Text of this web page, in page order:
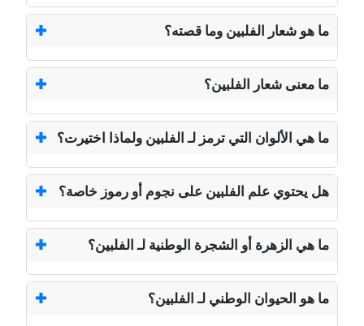
ما هو شعار الفلبين وما قصته؟
ما معنى شعار الفلبين؟
ما هي الألوان التي ترمز لـ الفلبين ولماذا اختيرت؟
هل يحتوي علم الفلبين على نجوم أو رموز خاصة؟
ما هي الزهرة أو الشجرة الوطنية لـ الفلبين؟
ما هو الحيوان الوطني لـ الفلبين؟